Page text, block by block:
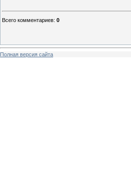
Всего комментариев: 0
Полная версия сайта